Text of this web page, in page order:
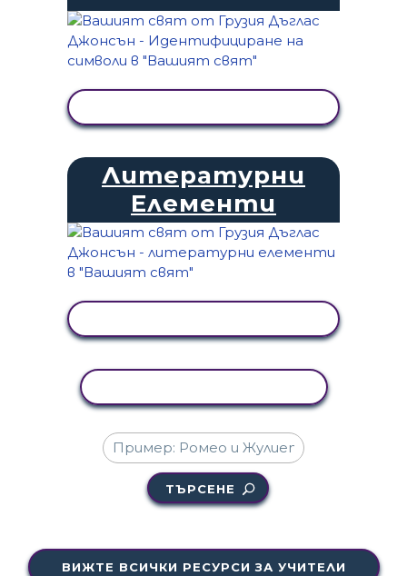
Литературни
Елементи
ТЪРСЕНЕ
ВИЖТЕ ВСИЧКИ РЕСУРСИ ЗА УЧИТЕЛИ